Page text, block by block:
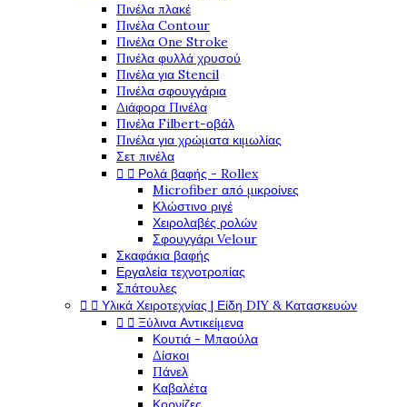
Πινέλα πλακέ
Πινέλα Contour
Πινέλα One Stroke
Πινέλα φυλλά χρυσού
Πινέλα για Stencil
Πινέλα σφουγγάρια
Διάφορα Πινέλα
Πινέλα Filbert-οβάλ
Πινέλα για χρώματα κιμωλίας
Σετ πινέλα
  Ρολά βαφής - Rollex
Microfiber από μικροίνες
Κλώστινο ριγέ
Χειρολαβές ρολών
Σφουγγάρι Velour
Σκαφάκια βαφής
Εργαλεία τεχνοτροπίας
Σπάτουλες
  Υλικά Χειροτεχνίας | Είδη DIY & Κατασκευών
  Ξύλινα Αντικείμενα
Κουτιά - Μπαούλα
Δίσκοι
Πάνελ
Καβαλέτα